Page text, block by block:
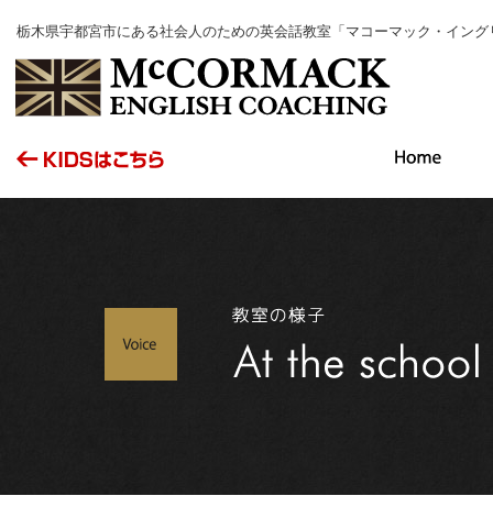
栃木県宇都宮市にある社会人のための英会話教室「マコーマック・イン